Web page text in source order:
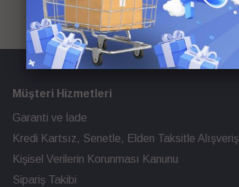
Müşteri Hizmetleri
Garanti ve İade
Kredi Kartsız, Senetle, Elden Taksitle Alışveriş
Kişisel Verilerin Korunması Kanunu
Sipariş Takibi